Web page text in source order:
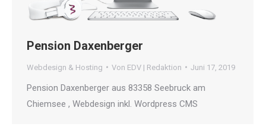
Pension Daxenberger
Webdesign & Hosting Von EDV | Redaktion Juni 17, 2019
Pension Daxenberger aus 83358 Seebruck am
Chiemsee , Webdesign inkl. Wordpress CMS